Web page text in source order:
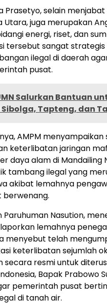
Prasetyo, selain
juga merupakan
energi, riset, dan
tersebut sangat
ilegal di daerah
pusat.
Salurkan Bantuan
Tapteng, dan
AMPM
keterlibatan jaringan
daya alam di Mandailing
tambang ilegal yang
akibat lemahnya
berwenang.
Paruhuman Nasution,
lemahnya
menyebut telah
keterlibatan sejumlah
secara resmi untuk
Bapak Prabowo
pemerintah pusat
di tanah air.